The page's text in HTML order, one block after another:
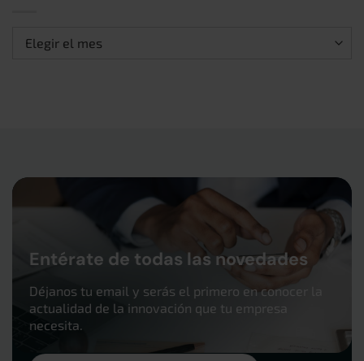
Archivos
Entérate de todas las novedades
Déjanos tu email y serás el primero en conocer la
actualidad de la innovación que tu empresa
necesita.